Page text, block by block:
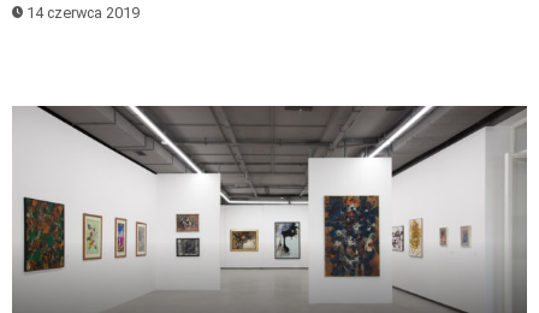
14 czerwca 2019
Odtwarzacz